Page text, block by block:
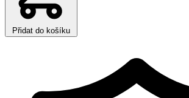
Přidat do košíku